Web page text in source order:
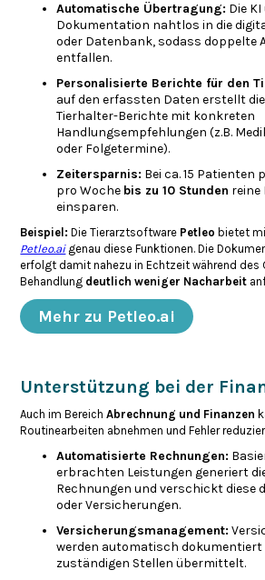
Automatische Übertragung: Die
Dokumentation nahtlos in die
oder Datenbank, sodass doppelte
entfallen.
Personalisierte Berichte für den
auf den erfassten Daten erstellt
Tierhalter-Berichte mit konkreten
Handlungsempfehlungen (z.B.
oder Folgetermine).
Zeitersparnis: Bei ca. 15 Patienten
pro Woche bis zu 10 Stunden
einsparen.
Beispiel: Die Tierarztsoftware Petleo bietet
Petleo.aigenau diese Funktionen. Die
erfolgt damit nahezu in Echtzeit während des
Behandlung deutlich weniger Nacharbeit
Mehr zu Petleo.ai
Unterstützung bei der
Auch im BereichAbrechnung und Finanzen
Routinearbeiten abnehmen und Fehler
Automatisierte Rechnungen:
erbrachten Leistungen generiert
Rechnungen und verschickt diese
oder Versicherungen.
Versicherungsmanagement:
werden automatisch dokumentiert
zuständigen Stellen übermittelt.